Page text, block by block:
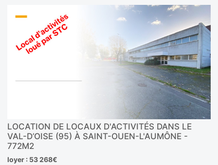
LOCATION DE LOCAUX D'ACTIVITÉS DANS LE
VAL-D’OISE (95) À SAINT-OUEN-L'AUMÔNE -
772M2
loyer : 53 268€